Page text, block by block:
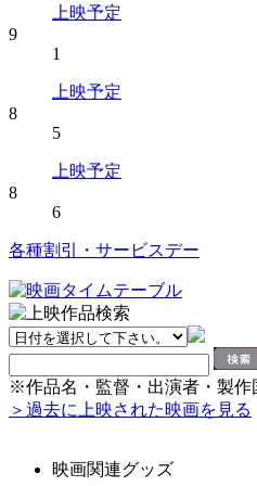
上映予定
9
1
上映予定
8
5
上映予定
8
6
各種割引・サービスデー
※作品名・監督・出演者・製作
＞過去に上映された映画を見る
映画関連グッズ